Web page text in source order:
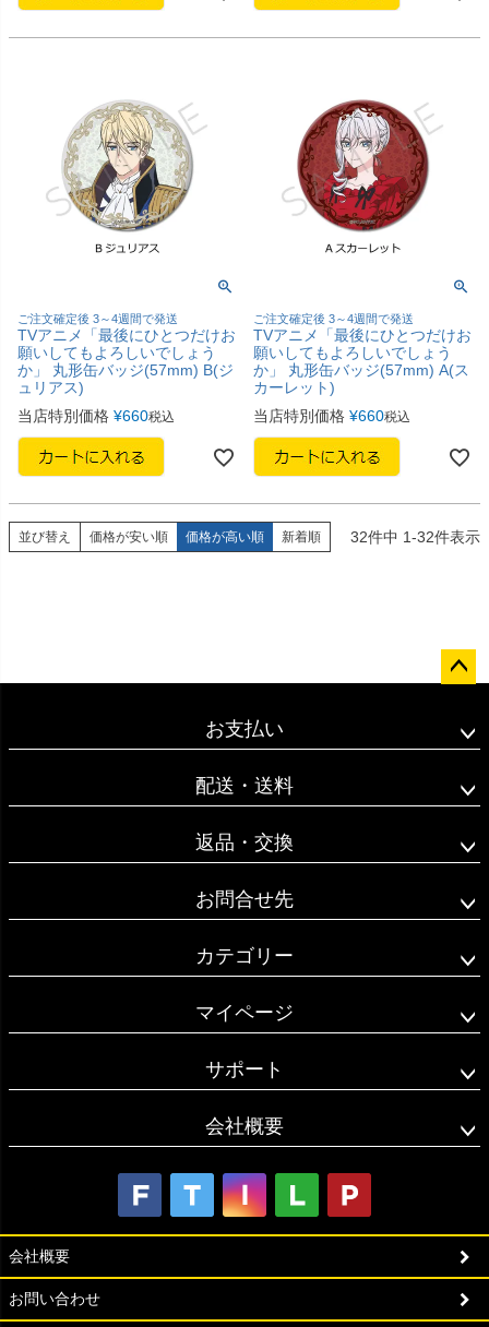
ご注文確定後 3～4週間で発送
TVアニメ「最後にひとつだけお
願いしてもよろしいでしょう
か」 丸形缶バッジ(57mm) B(ジ
ュリアス)
当店特別価格 ¥660税込
ご注文確定後 3～4週間で発送
TVアニメ「最後にひとつだけお
願いしてもよろしいでしょう
か」 丸形缶バッジ(57mm) A(ス
カーレット)
当店特別価格 ¥660税込
並び替え 価格が安い順 価格が高い順 新着順 32件中 1-32件表示
ップ
お支払い
配送・送料
返品・交換
お問合せ先
カテゴリー
マイページ
サポート
会社概要
会社概要
お問い合わせ